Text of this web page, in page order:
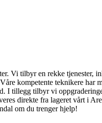
Vi tilbyr en rekke tjenester,
kompetente teknikere har
tillegg tilbyr vi
direkte fra lageret vårt i
om du trenger hjelp!